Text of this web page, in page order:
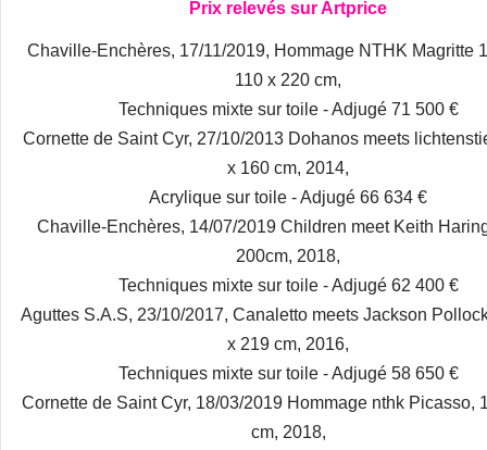
Prix relevés sur Artprice
Chaville-Enchères, 17/11/2019, Hommage NTHK Magritte
110 x 220 cm,
Techniques mixte sur toile - Adjugé 71 500 €
Cornette de Saint Cyr, 27/10/2013 Dohanos meets
x 160 cm, 2014,
Acrylique sur toile - Adjugé 66 634 €
Chaville-Enchères, 14/07/2019 Children meet Keith
200cm, 2018,
Techniques mixte sur toile - Adjugé 62 400 €
Aguttes S.A.S, 23/10/2017, Canaletto meets Jackson
x 219 cm, 2016,
Techniques mixte sur toile - Adjugé 58 650 €
Cornette de Saint Cyr, 18/03/2019 Hommage nthk Picasso,
cm, 2018,